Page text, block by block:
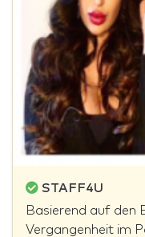
STAFF4U
Basierend auf den
Vergangenheit im